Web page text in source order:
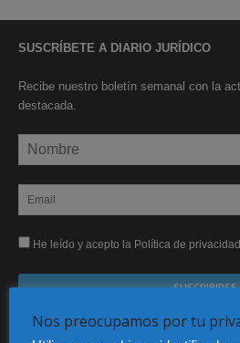
SUSCRÍBETE A DIARIO JURÍDICO
Recibe nuestro boletín semanal con la
destacada.
He leído y acepto la Política de privacidad
Sus datos serán incorporados a un fichero
Nos preocupamos por tu